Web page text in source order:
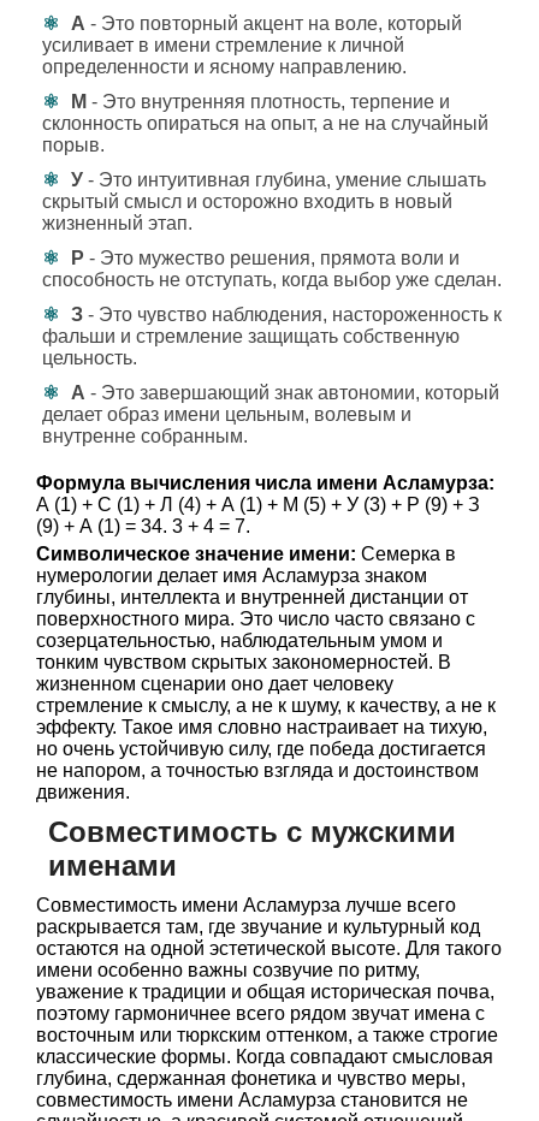
А - Это повторный акцент на воле, который
усиливает в имени стремление к личной
определенности и ясному направлению.
М - Это внутренняя плотность, терпение и
склонность опираться на опыт, а не на случайный
порыв.
У - Это интуитивная глубина, умение слышать
скрытый смысл и осторожно входить в новый
жизненный этап.
Р - Это мужество решения, прямота воли и
способность не отступать, когда выбор уже сделан.
З - Это чувство наблюдения, настороженность к
фальши и стремление защищать собственную
цельность.
А - Это завершающий знак автономии, который
делает образ имени цельным, волевым и
внутренне собранным.
Формула вычисления числа имени Асламурза:
А (1) + С (1) + Л (4) + А (1) + М (5) + У (3) + Р (9) + З
(9) + А (1) = 34. 3 + 4 = 7.
Символическое значение имени: Семерка в
нумерологии делает имя Асламурза знаком
глубины, интеллекта и внутренней дистанции от
поверхностного мира. Это число часто связано с
созерцательностью, наблюдательным умом и
тонким чувством скрытых закономерностей. В
жизненном сценарии оно дает человеку
стремление к смыслу, а не к шуму, к качеству, а не к
эффекту. Такое имя словно настраивает на тихую,
но очень устойчивую силу, где победа достигается
не напором, а точностью взгляда и достоинством
движения.
Совместимость с мужскими
именами
Совместимость имени Асламурза лучше всего
раскрывается там, где звучание и культурный код
остаются на одной эстетической высоте. Для такого
имени особенно важны созвучие по ритму,
уважение к традиции и общая историческая почва,
поэтому гармоничнее всего рядом звучат имена с
восточным или тюркским оттенком, а также строгие
классические формы. Когда совпадают смысловая
глубина, сдержанная фонетика и чувство меры,
совместимость имени Асламурза становится не